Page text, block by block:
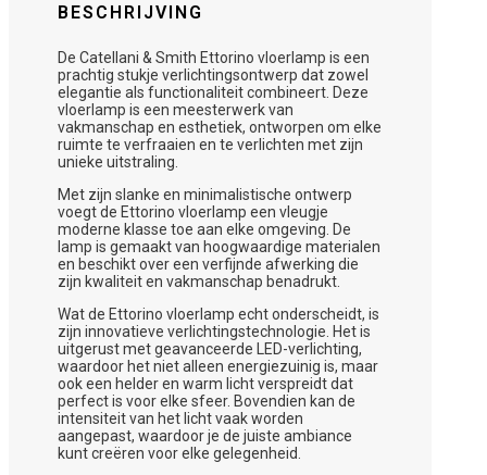
BESCHRIJVING
De Catellani & Smith Ettorino vloerlamp is een
prachtig stukje verlichtingsontwerp dat zowel
elegantie als functionaliteit combineert. Deze
vloerlamp is een meesterwerk van
vakmanschap en esthetiek, ontworpen om elke
ruimte te verfraaien en te verlichten met zijn
unieke uitstraling.
Met zijn slanke en minimalistische ontwerp
voegt de Ettorino vloerlamp een vleugje
moderne klasse toe aan elke omgeving. De
lamp is gemaakt van hoogwaardige materialen
en beschikt over een verfijnde afwerking die
zijn kwaliteit en vakmanschap benadrukt.
Wat de Ettorino vloerlamp echt onderscheidt, is
zijn innovatieve verlichtingstechnologie. Het is
uitgerust met geavanceerde LED-verlichting,
waardoor het niet alleen energiezuinig is, maar
ook een helder en warm licht verspreidt dat
perfect is voor elke sfeer. Bovendien kan de
intensiteit van het licht vaak worden
aangepast, waardoor je de juiste ambiance
kunt creëren voor elke gelegenheid.